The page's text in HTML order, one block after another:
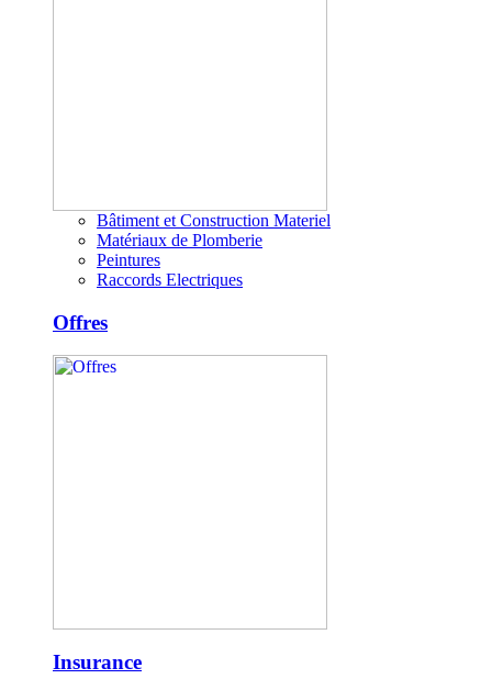
Bâtiment et Construction Materiel
Matériaux de Plomberie
Peintures
Raccords Electriques
Offres
Insurance